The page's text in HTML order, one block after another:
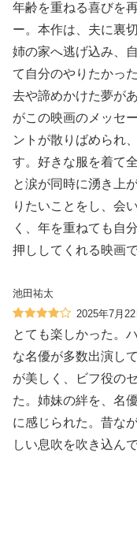
年齢を重ねる喜びを
ー。本作は、夫に裏
姉の家へ逃げ込み、
て自分のやりたかっ
去や諦めかけた夢が
がこの映画のメッセ
ントが散りばめられ
す。好きな服を着て
と涙が同時に湧き上
りたいことをし、会
く、年を重ねても自
押ししてくれる映画
池田祐太
2025年7月22
とても楽しかった。
な名優が多数出演し
が美しく、ビフ役の
た。姉妹の絆を、名
に感じられた。昔な
しい息吹を吹き込んで